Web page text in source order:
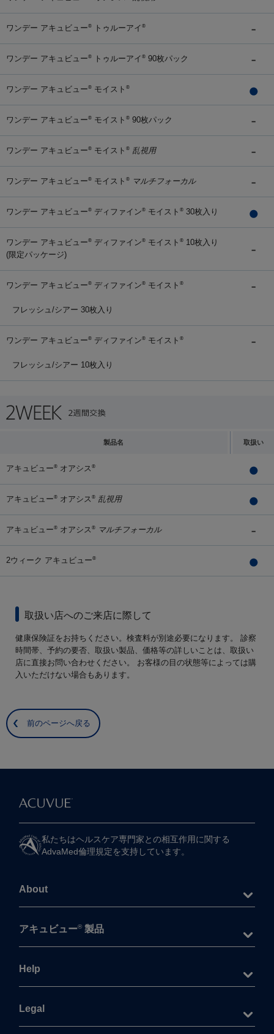
ワンデー アキュビュー® トゥルーアイ ®
ワンデー アキュビュー® トゥルーアイ ® 90枚パック
ワンデー アキュビュー® モイスト ®
ワンデー アキュビュー® モイスト ® 90枚パック
ワンデー アキュビュー® モイスト ® 乱視用
ワンデー アキュビュー® モイスト ® マルチフォーカル
ワンデー アキュビュー® ディファイン® モイスト ® 30枚入り
ワンデー アキュビュー® ディファイン® モイスト ® 10枚入り
(限定パッケージ)
ワンデー アキュビュー® ディファイン® モイスト ®
フレッシュ/シアー 30枚入り
ワンデー アキュビュー® ディファイン® モイスト ®
フレッシュ/シアー 10枚入り
製品名 取扱い
アキュビュー® オアシス ®
アキュビュー® オアシス ® 乱視用
アキュビュー® オアシス ® マルチフォーカル
2ウィーク アキュビュー®
取扱い店へのご来店に際して
健康保険証をお持ちください。検査料が別途必要になります。 診察
時間帯、予約の要否、取扱い製品、価格等の詳しいことは、取扱い
店に直接お問い合わせください。 お客様の目の状態等によっては購
入いただけない場合もあります。
前のページへ戻る
私たちは​ヘルスケア専門家との​相互作用に​関する​
AdvaMed倫理規定を​支持しています。
About
アキュビュー® 製品
Help
Legal